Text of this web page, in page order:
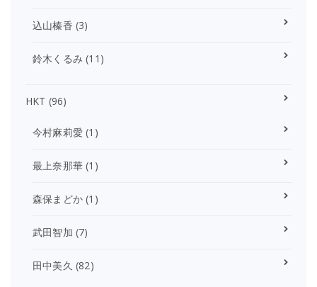
込山榛香 (3)
鈴木くるみ (11)
HKT (96)
今村麻莉愛 (1)
最上奈那華 (1)
森保まどか (1)
武田智加 (7)
田中美久 (82)